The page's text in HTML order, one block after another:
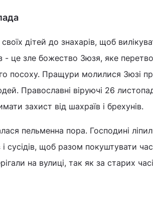
дітей до знахарів, щоб
- це зле божество Зюзя, яке
посоху. Пращури молилися Зюзі
Православні віруючі 26
захист від шахраїв і брехунів.
пельменна пора. Господині
сусідів, щоб разом покуштувати
на вулиці, так як за старих